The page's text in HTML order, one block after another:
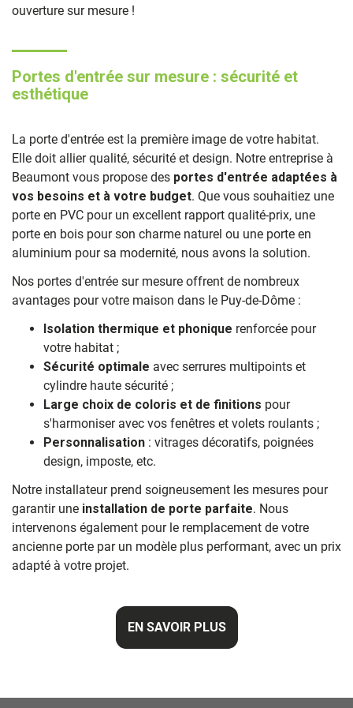
ouverture sur mesure !
Portes d'entrée sur mesure : sécurité et
esthétique
La porte d'entrée est la première image de votre habitat.
Elle doit allier qualité, sécurité et design. Notre entreprise à
Beaumont vous propose des portes d'entrée adaptées à
vos besoins et à votre budget. Que vous souhaitiez une
porte en PVC pour un excellent rapport qualité-prix, une
porte en bois pour son charme naturel ou une porte en
aluminium pour sa modernité, nous avons la solution.
Nos portes d'entrée sur mesure offrent de nombreux
avantages pour votre maison dans le Puy-de-Dôme :
Isolation thermique et phonique renforcée pour
votre habitat ;
Sécurité optimale avec serrures multipoints et
cylindre haute sécurité ;
Large choix de coloris et de finitions pour
s'harmoniser avec vos fenêtres et volets roulants ;
Personnalisation : vitrages décoratifs, poignées
design, imposte, etc.
Notre installateur prend soigneusement les mesures pour
garantir une installation de porte parfaite. Nous
intervenons également pour le remplacement de votre
ancienne porte par un modèle plus performant, avec un prix
adapté à votre projet.
EN SAVOIR PLUS